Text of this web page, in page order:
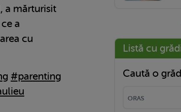
a mărturisit
a
cu
#parenting
Listă cu
Caută o